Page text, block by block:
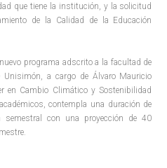
que tiene la institución, y la solicitud
de la Calidad de la Educación
programa adscrito a la facultad de
a cargo de Álvaro Mauricio
en Cambio Climático y Sostenibilidad
contempla una duración de
con una proyección de 40